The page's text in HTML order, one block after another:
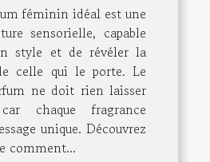
féminin idéal est une
sensorielle, capable
style et de révéler la
celle qui le porte. Le
ne doit rien laisser
chaque fragrance
unique. Découvrez
comment...